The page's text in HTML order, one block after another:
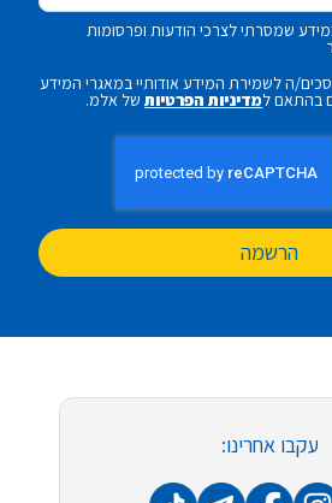
שמסרתי לצרכי הודעות ופרסומות
ה לשמירת המידע אודותיי במאגרי המידע
בהתאם למדיניות הפרטיותשל אלמ.
הרשמה
עקבו אחרינו: